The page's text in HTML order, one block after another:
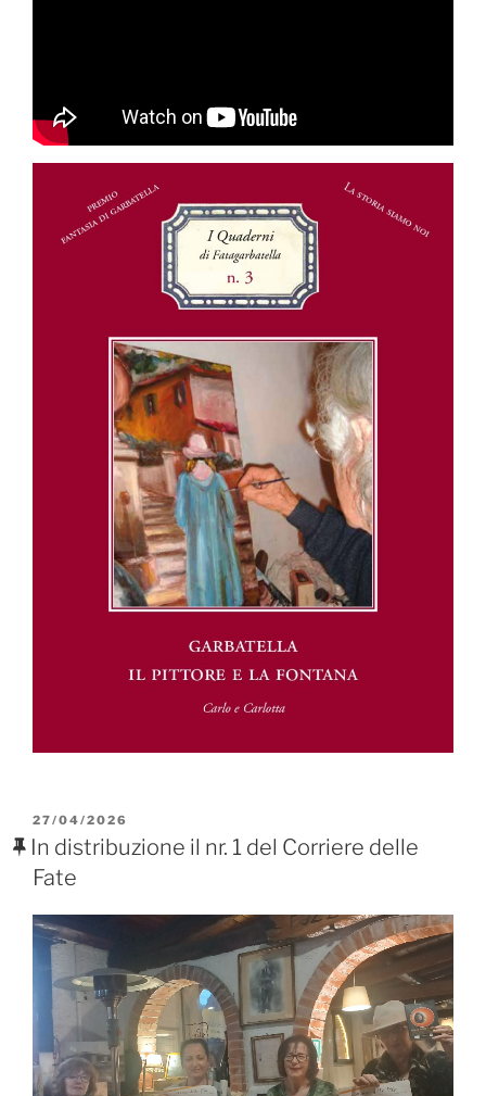
PUBBLICATO
IL
27/04/2026
In distribuzione il nr. 1 del Corriere delle
Fate